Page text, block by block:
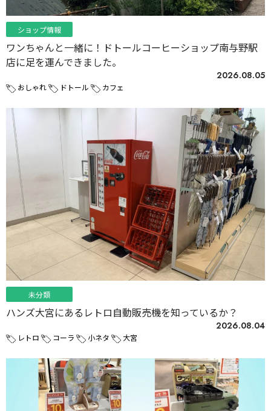
ショップ情報
ワンちゃんと一緒に！ドトールコーヒーショップ南与野駅
店に足を運んできました。
2026.08.05
おしゃれ ドトール カフェ
未分類
ハンズ大宮にあるレトロ自動販売機を知っているか？
2026.08.04
レトロ コーラ 小ネタ 大宮